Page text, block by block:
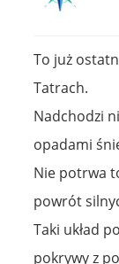
To już
Tatrach.
Nadchodzi
opadami
Nie potrwa
powrót
Taki układ
pokrywy z